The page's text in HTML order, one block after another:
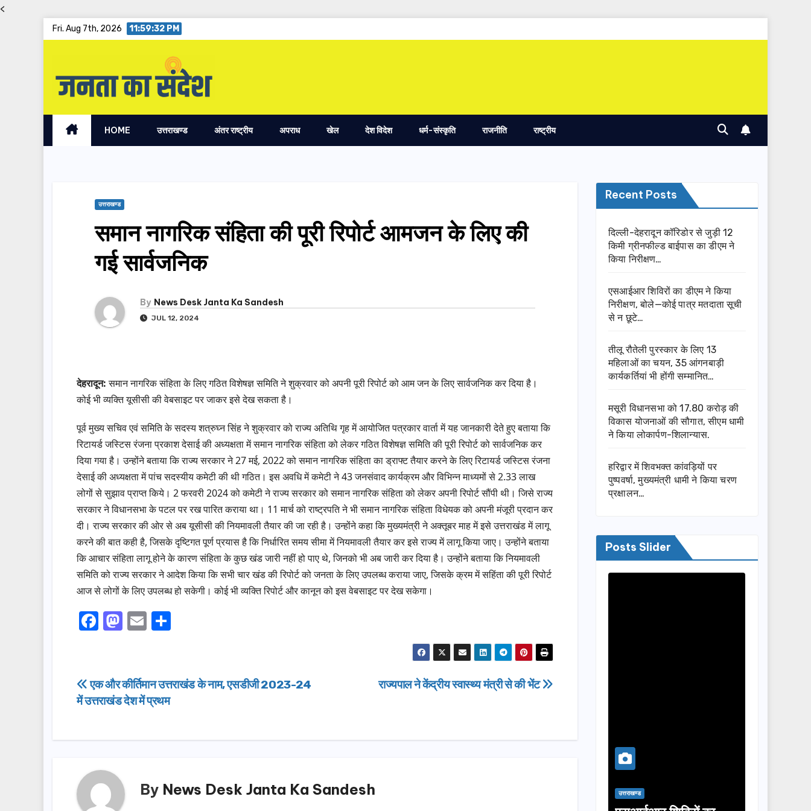
<
Fri. Aug 7th, 2026 11:59:33 PM
HOME उत्तराखण्ड अंतर राष्ट्रीय अपराध खेल देश विदेश धर्म-संस्कृति राजनीति राष्ट्रीय
उत्तराखण्ड
समान नागरिक संहिता की पूरी रिपोर्ट आमजन के लिए की
गई सार्वजनिक
By News Desk Janta Ka Sandesh
JUL 12, 2024
देहरादून:समान नागरिक संहिता के लिए गठित विशेषज्ञ समिति ने शुक्रवार को अपनी पूरी रिपोर्ट को आम जन के लिए सार्वजनिक कर दिया है।
कोई भी व्यक्ति यूसीसी की वेबसाइट पर जाकर इसे देख सकता है।
पूर्व मुख्य सचिव एवं समिति के सदस्य शत्रुघ्न सिंह ने शुक्रवार को राज्य अतिथि गृह में आयोजित पत्रकार वार्ता में यह जानकारी देते हुए बताया कि
रिटायर्ड जस्टिस रंजना प्रकाश देसाई की अध्यक्षता में समान नागरिक संहिता को लेकर गठित विशेषज्ञ समिति की पूरी रिपोर्ट को सार्वजनिक कर
दिया गया है। उन्होंने बताया कि राज्य सरकार ने 27 मई, 2022 को समान नागरिक संहिता का ड्राफ्ट तैयार करने के लिए रिटायर्ड जस्टिस रंजना
देसाई की अध्यक्षता में पांच सदस्यीय कमेटी की थी गठित। इस अवधि में कमेटी ने 43 जनसंवाद कार्यक्रम और विभिन्न माध्यमों से 2.33 लाख
लोगों से सुझाव प्राप्त किये। 2 फरवरी 2024 को कमेटी ने राज्य सरकार को समान नागरिक संहिता को लेकर अपनी रिपोर्ट सौंपी थी। जिसे राज्य
सरकार ने विधानसभा के पटल पर रख पारित कराया था। 11 मार्च को राष्ट्रपति ने भी समान नागरिक संहिता विधेयक को अपनी मंजूरी प्रदान कर
दी। राज्य सरकार की ओर से अब यूसीसी की नियमावली तैयार की जा रही है। उन्होंने कहा कि मुख्यमंत्री ने अक्तूबर माह में इसे उत्तराखंड में लागू
करने की बात कही है, जिसके दृष्टिगत पूर्ण प्रयास है कि निर्धारित समय सीमा में नियमावली तैयार कर इसे राज्य में लागू किया जाए। उन्होंने बताया
कि आचार संहिता लागू होने के कारण संहिता के कुछ खंड जारी नहीं हो पाए थे, जिनको भी अब जारी कर दिया है। उन्होंने बताया कि नियमावली
समिति को राज्य सरकार ने आदेश किया कि सभी चार खंड की रिपोर्ट को जनता के लिए उपलब्ध कराया जाए, जिसके क्रम में सहिंता की पूरी रिपोर्ट
आज से लोगों के लिए उपलब्ध हो सकेगी। कोई भी व्यक्ति रिपोर्ट और कानून को इस वेबसाइट पर देख सकेगा।
F
e
b
o
M
o
d
n
E
e
Post
navigation
राज्यपाल ने केंद्रीय स्वास्थ्य मंत्री से की भेंट
एक और कीर्तिमान उत्तराखंड के नाम, एसडीजी 2023-24
में उत्तराखंड देश में प्रथम
By News Desk Janta Ka Sandesh
Recent Posts
दिल्ली-देहरादून कॉरिडोर से जुड़ी 12
किमी ग्रीनफील्ड बाईपास का डीएम ने
किया निरीक्षण…
एसआईआर शिविरों का डीएम ने किया
निरीक्षण, बोले—कोई पात्र मतदाता सूची
से न छूटे…
तीलू रौतेली पुरस्कार के लिए 13
महिलाओं का चयन, 35 आंगनबाड़ी
कार्यकर्तियां भी होंगी सम्मानित…
मसूरी विधानसभा को 17.80 करोड़ की
विकास योजनाओं की सौगात, सीएम धामी
ने किया लोकार्पण-शिलान्यास.
हरिद्वार में शिवभक्त कांवड़ियों पर
पुष्पवर्षा, मुख्यमंत्री धामी ने किया चरण
प्रक्षालन…
Posts Slider
उत्तराखण्ड